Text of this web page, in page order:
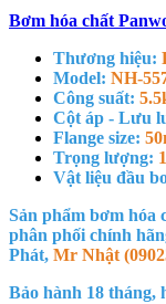
Bơm hóa chất
Thương hiệu:
Model: NH-
Công suất:
Cột áp - Lưu
Flange size:
Trọng lượng:
Vật liệu đầu
Sản phẩm bơm hóa
phân phối chính
Phát, Mr Nhật
Bảo hành 18 tháng,